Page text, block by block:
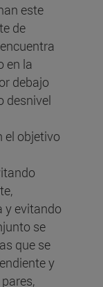
este
de
en la
debajo
desnivel
el objetivo
y evitando
se
que se
y